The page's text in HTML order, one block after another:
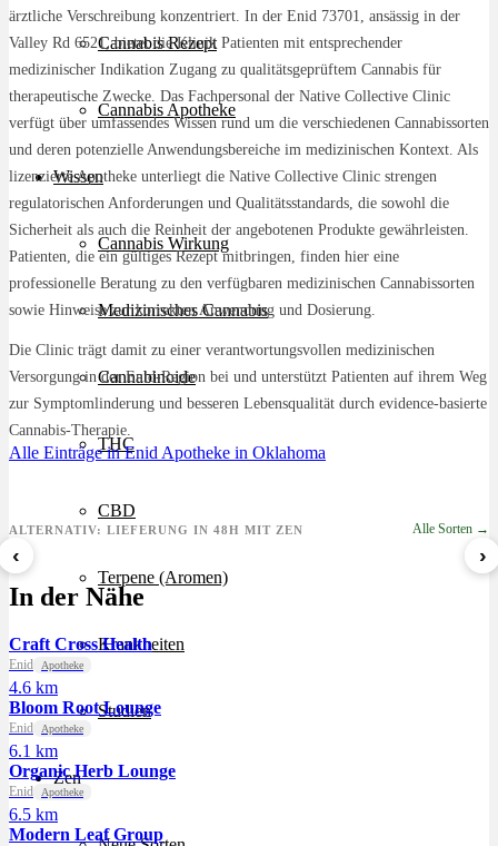
Cannabis Rezept
Cannabis Apotheke
Wissen
Cannabis Wirkung
Medizinisches Cannabis
Cannabinoide
THC
CBD
Terpene (Aromen)
Krankheiten
Studien
Zen
ärztliche Verschreibung konzentriert. In der Enid 73701, ansässig in der
Valley Rd 6521, bietet die Klinik Patienten mit entsprechender
medizinischer Indikation Zugang zu qualitätsgeprüftem Cannabis für
therapeutische Zwecke. Das Fachpersonal der Native Collective Clinic
verfügt über umfassendes Wissen rund um die verschiedenen Cannabissorten
und deren potenzielle Anwendungsbereiche im medizinischen Kontext. Als
lizenzierte Apotheke unterliegt die Native Collective Clinic strengen
regulatorischen Anforderungen und Qualitätsstandards, die sowohl die
Sicherheit als auch die Reinheit der angebotenen Produkte gewährleisten.
Patienten, die ein gültiges Rezept mitbringen, finden hier eine
professionelle Beratung zu den verfügbaren medizinischen Cannabissorten
sowie Hinweise zur korrekten Anwendung und Dosierung.
Die Clinic trägt damit zu einer verantwortungsvollen medizinischen
Versorgung in der Enid-Region bei und unterstützt Patienten auf ihrem Weg
zur Symptomlinderung und besseren Lebensqualität durch evidence-basierte
Cannabis-Therapie.
Alle Einträge in Enid Apotheke in Oklahoma
ALTERNATIV: LIEFERUNG IN 48H MIT ZEN Alle Sorten →
‹
8 Ball Kush
ab 7,29 €/g
Sour Kush Grape Galena
›
In der Nähe
Craft Cross Health
Enid Apotheke
4.6 km
Bloom Root Lounge
Enid Apotheke
6.1 km
Organic Herb Lounge
Enid Apotheke
6.5 km
Modern Leaf Group